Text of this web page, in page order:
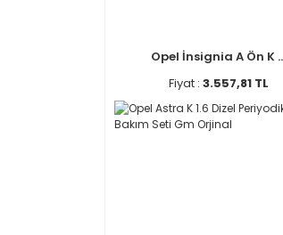
Opel İnsignia A Ön K
Fiyat : 3.557,81 TL